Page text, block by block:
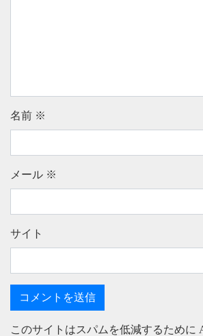
名前 ※
メール ※
サイト
このサイトはスパムを低減するために